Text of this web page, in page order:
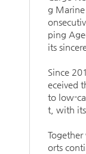
g
ping
its
Since
eceived
to low-
t, with its
orts